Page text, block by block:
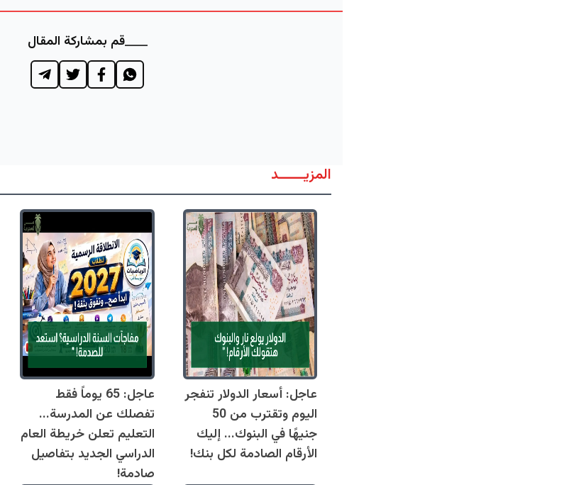
قم بمشاركة المقال
المزيــــــد
عاجل: أسعار الدولار تنفجر
اليوم وتقترب من 50
جنيهًا في البنوك... إليك
الأرقام الصادمة لكل بنك!
عاجل: 65 يوماً فقط
تفصلك عن المدرسة...
التعليم تعلن خريطة العام
الدراسي الجديد بتفاصيل
صادمة!